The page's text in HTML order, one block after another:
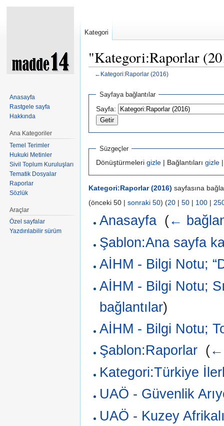
"Kategori:Raporlar
← Kategori:Raporlar (2016)
Sayfaya bağlantılar
Sayfa:
Süzgeçler
Dönüştürmeleri gizle | Bağlantıları gizle
Kategori:Raporlar (2016) sayfasına
(önceki 50 | sonraki 50) (20 | 50 | 100 |
Anasayfa (←
Şablon:Ana sayfa
AİHM - Bilgi Notu;
AİHM - Bilgi Notu;
bağlantılar)
AİHM - Bilgi Notu;
Şablon:Raporlar (←
Kategori:Türkiye
UAÖ - Güvenlik
UAÖ - Kuzey
Kategori
Anasayfa
Rastgele sayfa
Hakkında
Ana Kategoriler
Temel Terimler
Hukuki Metinler
Sivil Toplum Kuruluşları
Tematik Dosyalar
Raporlar
Sözlük
Araçlar
Özel sayfalar
Yazdırılabilir sürüm